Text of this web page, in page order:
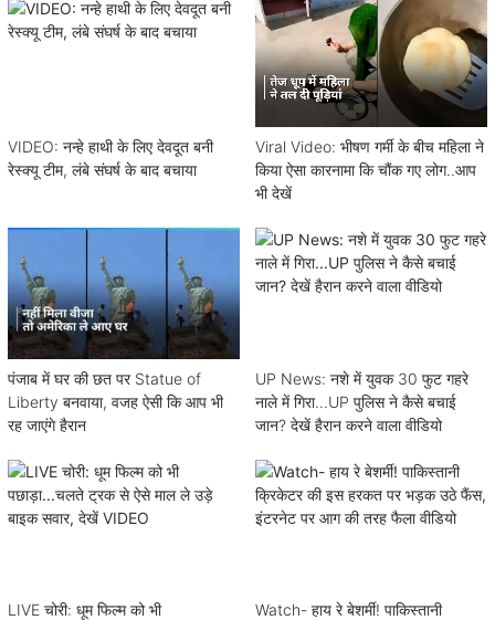
VIDEO: नन्हे हाथी के लिए देवदूत बनी
रेस्क्यू टीम, लंबे संघर्ष के बाद बचाया
Viral Video: भीषण गर्मी के बीच महिला ने
किया ऐसा कारनामा कि चौंक गए लोग..आप
भी देखें
पंजाब में घर की छत पर Statue of
Liberty बनवाया, वजह ऐसी कि आप भी
रह जाएंगे हैरान
UP News: नशे में युवक 30 फुट गहरे
नाले में गिरा...UP पुलिस ने कैसे बचाई
जान? देखें हैरान करने वाला वीडियो
LIVE चोरी: धूम फिल्म को भी
Watch- हाय रे बेशर्मी! पाकिस्तानी